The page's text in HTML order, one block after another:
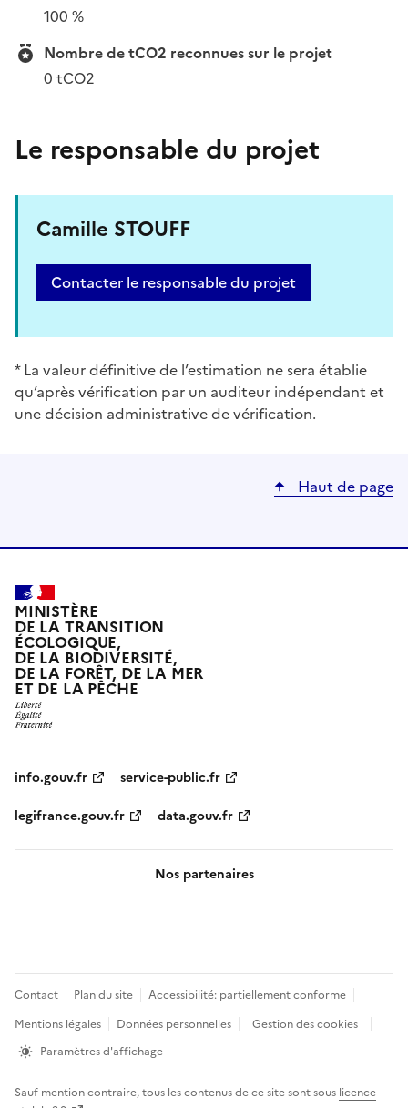
100 %
Nombre de tCO2 reconnues sur le projet
0 tCO2
Le responsable du projet
Camille STOUFF
Contacter le responsable du projet
* La valeur définitive de l’estimation ne sera établie
qu’après vérification par un auditeur indépendant et
une décision administrative de vérification.
Haut de page
MINISTÈRE
DE LA TRANSITION
ÉCOLOGIQUE,
DE LA BIODIVERSITÉ,
DE LA FORÊT, DE LA MER
ET DE LA PÊCHE
info.gouv.fr
service-public.fr
legifrance.gouv.fr
data.gouv.fr
Nos partenaires
Pied
de
page
Contact Plan du site
Accessibilité: partiellement conforme
Mentions légales
Données personnelles
Gestion des cookies
Paramètres d'affichage
Sauf mention contraire, tous les contenus de ce site sont sous licence